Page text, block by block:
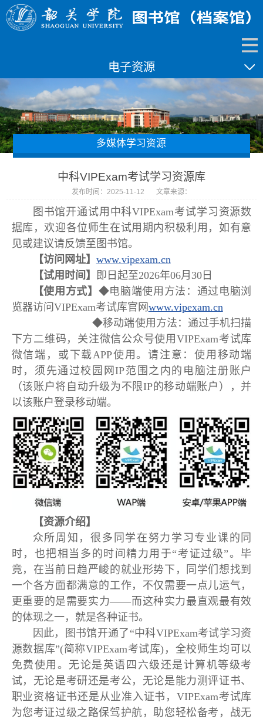
电子资源
多媒体学习资源
中科VIPExam考试学习资源库
发布时间：2025-11-12 文章来源：
图书馆开通试用中科VIPExam考试学习资源数
据库，欢迎各位师生在试用期内积极利用，如有意
见或建议请反馈至图书馆。
【访问网址】 www.vipexam.cn
【试用时间】 即日起至2026年06月30日
【使用方式】 ◆电脑端使用方法：通过电脑浏
览器访问VIPExam考试库官网www.vipexam.cn
◆移动端使用方法：通过手机扫描
下方二维码，关注微信公众号使用VIPExam考试库
微信端，或下载APP使用。请注意：使用移动端
时，须先通过校园网IP范围之内的电脑注册账户
（该账户将自动升级为不限IP的移动端账户），并
以该账户登录移动端。
【资源介绍】
众所周知，很多同学在努力学习专业课的同
时，也把相当多的时间精力用于“考证过级”。毕
竟，在当前日趋严峻的就业形势下，同学们想找到
一个各方面都满意的工作，不仅需要一点儿运气，
更重要的是需要实力——而这种实力最直观最有效
的体现之一，就是各种证书。
因此，图书馆开通了“中科VIPExam考试学习资
源数据库”(简称VIPExam考试库)，全校师生均可以
免费使用。无论是英语四六级还是计算机等级考
试，无论是考研还是考公，无论是能力测评证书、
职业资格证书还是从业准入证书，VIPExam考试库
为您考证过级之路保驾护航，助您轻松备考，战无